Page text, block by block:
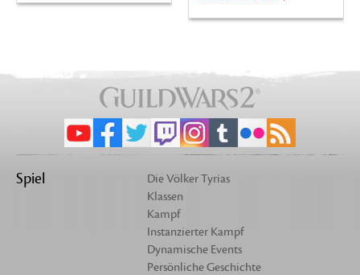
Spiel
Die Völker Tyrias
Klassen
Kampf
Instanzierter Kampf
Dynamische Events
Persönliche Geschichte